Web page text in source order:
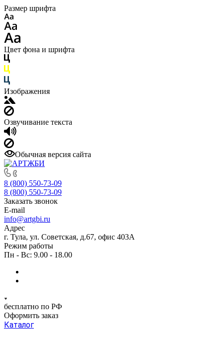
Размер шрифта
Цвет фона и шрифта
Изображения
Озвучивание текста
Обычная версия сайта
8 (800) 550-73-09
8 (800) 550-73-09
Заказать звонок
E-mail
info@artgbi.ru
Адрес
г. Тула, ул. Советская, д.67, офис 403А
Режим работы
Пн - Вс: 9.00 - 18.00
бесплатно по РФ
Оформить заказ
Каталог